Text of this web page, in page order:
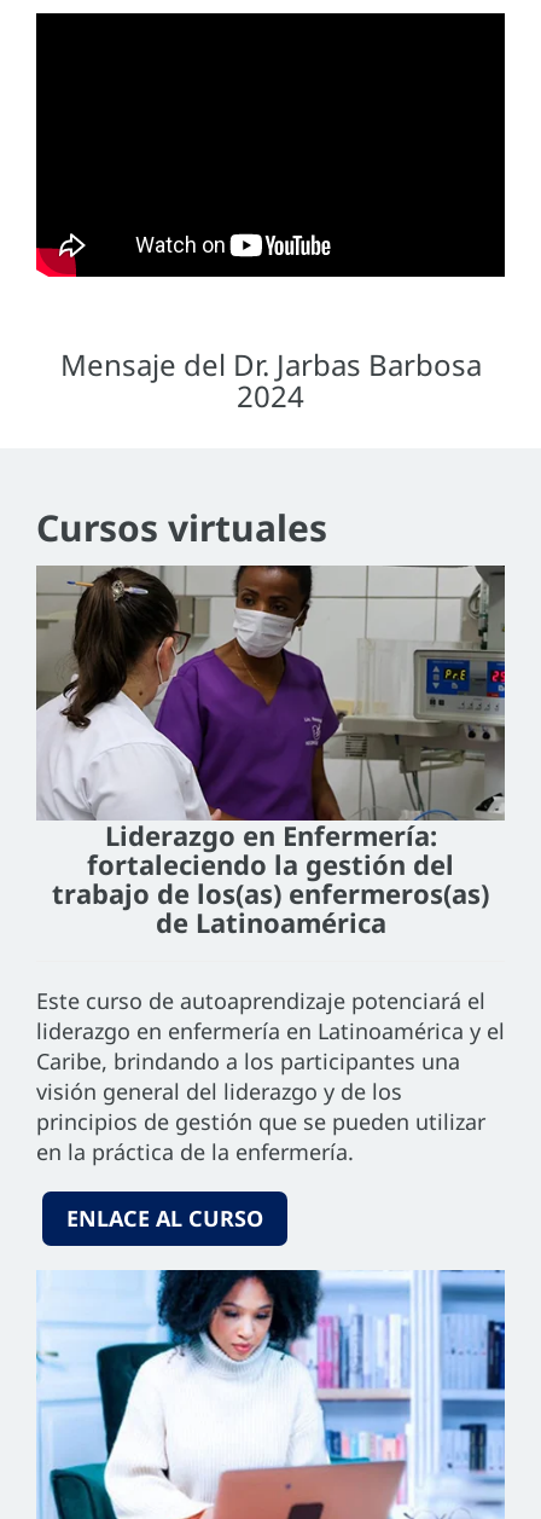
Mensaje del Dr. Jarbas Barbosa
2024
Cursos virtuales
Liderazgo en Enfermería:
fortaleciendo la gestión del
trabajo de los(as) enfermeros(as)
de Latinoamérica
Este curso de autoaprendizaje potenciará el
liderazgo en enfermería en Latinoamérica y el
Caribe, brindando a los participantes una
visión general del liderazgo y de los
principios de gestión que se pueden utilizar
en la práctica de la enfermería.
ENLACE AL CURSO